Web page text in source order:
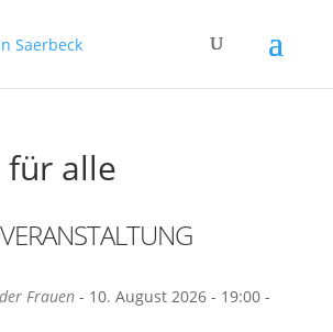
alle
Frauen- 10. August 2026 - 19:00 -